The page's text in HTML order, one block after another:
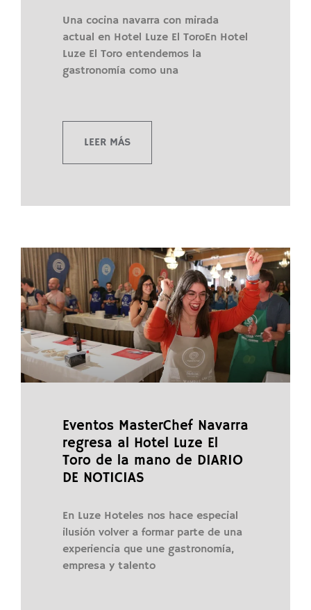
Una cocina navarra con mirada
actual en Hotel Luze El ToroEn Hotel
Luze El Toro entendemos la
gastronomía como una
LEER MÁS
Eventos MasterChef Navarra
regresa al Hotel Luze El
Toro de la mano de DIARIO
DE NOTICIAS
En Luze Hoteles nos hace especial
ilusión volver a formar parte de una
experiencia que une gastronomía,
empresa y talento